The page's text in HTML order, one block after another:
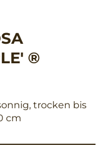
®
trocken bis
cm